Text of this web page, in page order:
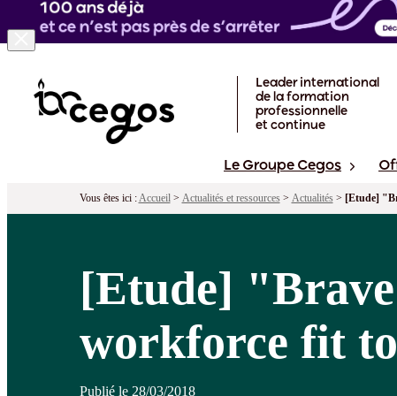
Leader international
de la formation
professionnelle
et continue
Le Groupe Cegos
Vous êtes ici :Accueil> Actualités et ressources> Actualités> [Etude]
[Etude]
workforce fit
Publié le 28/03/2018